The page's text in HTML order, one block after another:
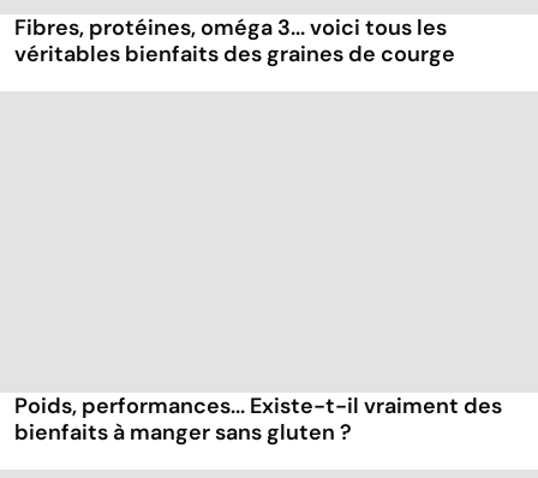
Fibres, protéines, oméga 3... voici tous les
véritables bienfaits des graines de courge
Poids, performances... Existe-t-il vraiment des
bienfaits à manger sans gluten ?